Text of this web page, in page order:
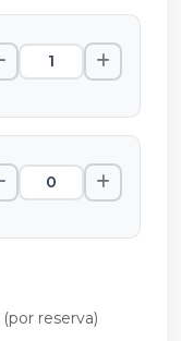
(por reserva)